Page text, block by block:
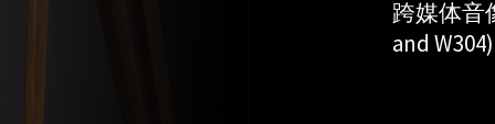
跨媒体音
and W304)